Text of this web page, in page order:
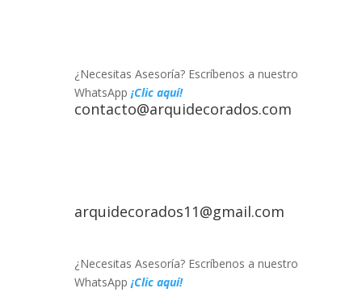
¿Necesitas Asesoría? Escríbenos a nuestro
WhatsApp ¡Clic aquí!
contacto@arquidecorados.com
arquidecorados11@gmail.com
¿Necesitas Asesoría? Escríbenos a nuestro
WhatsApp ¡Clic aquí!